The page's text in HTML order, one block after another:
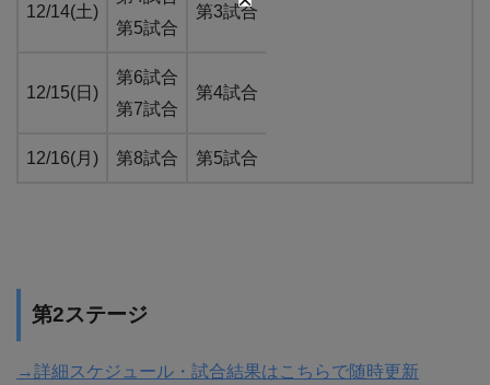
12/14(土)
第5試合
第3試合
12/15(日)
第6試合
第7試合
第4試合
12/16(月) 第8試合 第5試合
第2ステージ
→詳細スケジュール・試合結果はこちらで随時更新